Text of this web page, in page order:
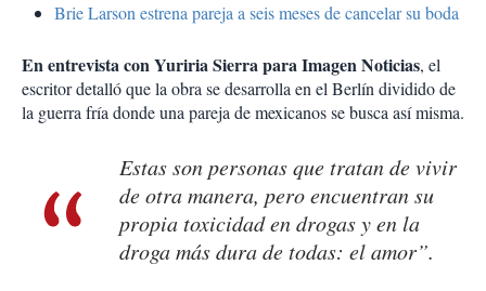
Brie Larson estrena pareja a seis meses de cancelar su boda
En entrevista con Yuriria Sierra para Imagen Noticias, el
escritor detalló que la obra se desarrolla en el Berlín dividido de
la guerra fría donde una pareja de mexicanos se busca así misma.
Estas son personas que tratan de vivir
de otra manera, pero encuentran su
propia toxicidad en drogas y en la
droga más dura de todas: el amor”.